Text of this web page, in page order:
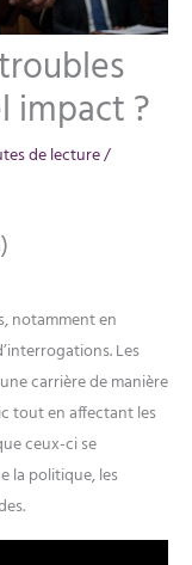
impact ?
de lecture/
notamment en
Les
carrière de manière
tout en affectant les
ceux-ci se
la politique, les